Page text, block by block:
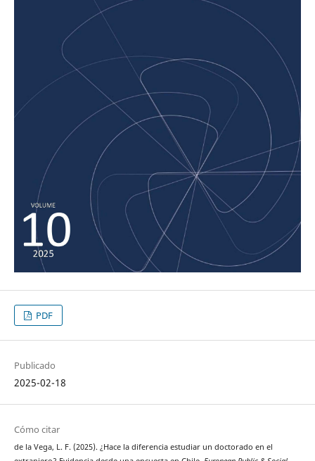
PDF
Publicado
2025-02-18
Cómo citar
de la Vega, L. F. (2025). ¿Hace la diferencia estudiar un doctorado en el